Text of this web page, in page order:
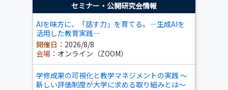
セミナー・公開研究会情報
AIを味方に、「話す力」を育てる。―生成AIを
活用した教育実践―
開催日： 2026/8/8
会場： オンライン（ZOOM）
学修成果の可視化と教学マネジメントの実践 ～
新しい評価制度が大学に求める取り組みとは～